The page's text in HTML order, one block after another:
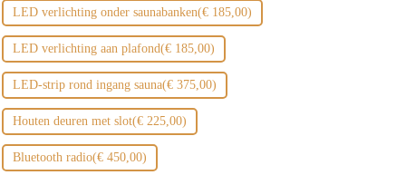
LED verlichting onder saunabanken(€ 185,00)
LED verlichting aan plafond(€ 185,00)
LED-strip rond ingang sauna(€ 375,00)
Houten deuren met slot(€ 225,00)
Bluetooth radio(€ 450,00)